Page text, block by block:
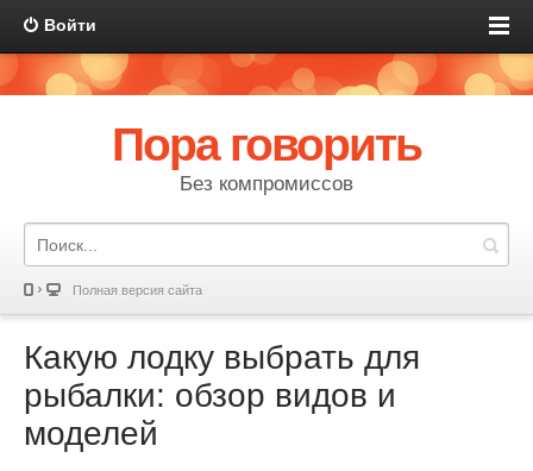
Войти
Пора говорить
Без компромиссов
Полная версия сайта
Какую лодку выбрать для
рыбалки: обзор видов и
моделей